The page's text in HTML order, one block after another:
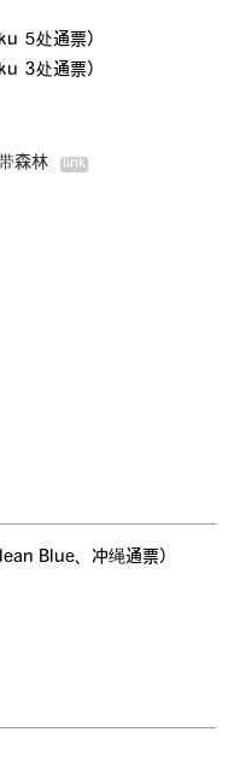
5处通票）
3处通票）
森林
Blue、冲绳通票）